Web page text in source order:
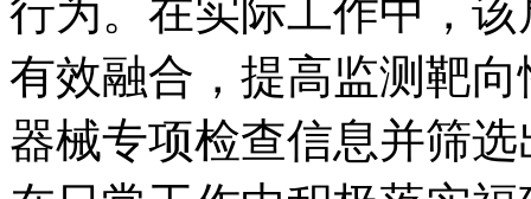
行为。在实际工作中，
有效融合，提高监测靶
器械专项检查信息并筛